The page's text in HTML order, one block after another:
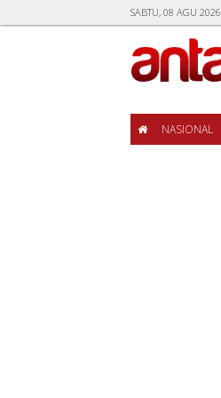
SABTU, 08 AGU 2026
NASIONAL